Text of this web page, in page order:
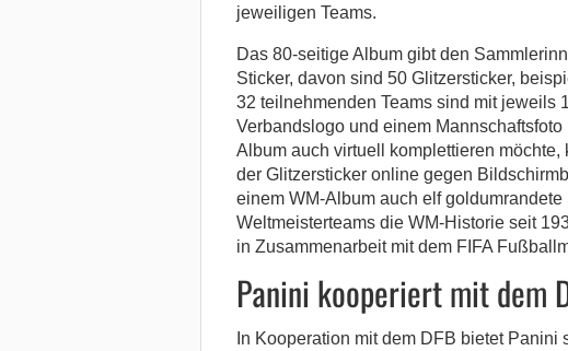
jeweiligen Teams.
Das 80-seitige Album gibt den
Sticker, davon sind 50 Glitzersticker,
32 teilnehmenden Teams sind mit jeweils
Verbandslogo und einem
Album auch virtuell komplettieren
der Glitzersticker online gegen
einem WM-Album auch elf
Weltmeisterteams die WM-Historie seit
in Zusammenarbeit mit dem FIFA
Panini kooperiert mit dem
In Kooperation mit dem DFB bietet